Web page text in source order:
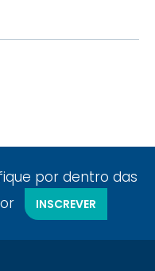
por dentro das
INSCREVER